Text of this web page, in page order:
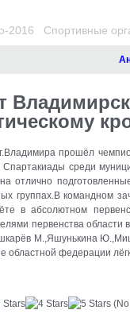
2016 Спортивные
прошёл
Спартакиады среди
отлично
группах.В командном
в абсолютном
первенства области
М.,Яшунькина
областной федерации